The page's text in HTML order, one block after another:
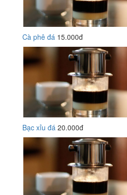
Cà phê đá 15.000đ
Bạc xỉu đá 20.000đ